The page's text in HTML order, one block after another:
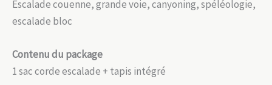
Escalade couenne, grande voie, canyoning, spéléologie,
escalade bloc
Contenu du package
1 sac corde escalade + tapis intégré